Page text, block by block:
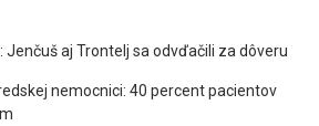
Jenčuš aj Trontelj sa odvďačili za dôveru
nemocnici: 40 percent pacientov